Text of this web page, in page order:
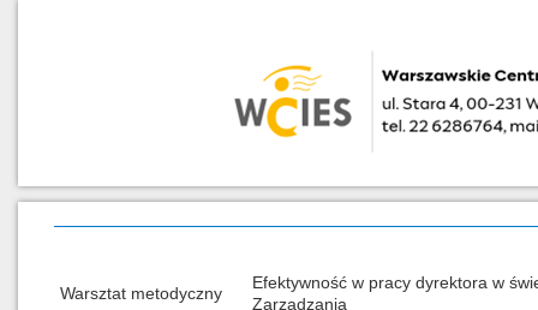
Warsztat metodyczny
Efektywność w pracy dyrektora w
Zarządzania